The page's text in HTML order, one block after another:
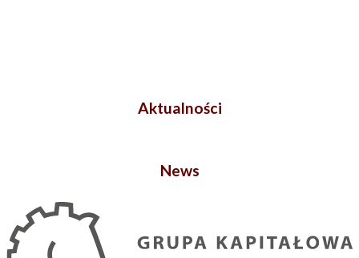
Aktualności
News